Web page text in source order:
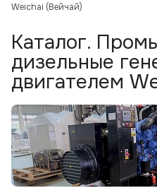
Weichai (Вейчай)
Каталог.
дизельные
двигателем